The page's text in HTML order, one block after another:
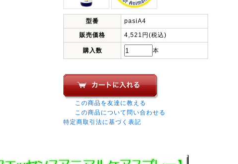
型番
pasiA4
販売価格
4,521円(税込)
購入数 本
この商品を友達に教える
この商品について問い合わせる
特定商取引法に基づく表記